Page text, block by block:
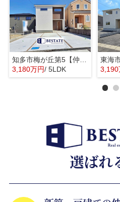
3,180万円/ 5LDK
3,190